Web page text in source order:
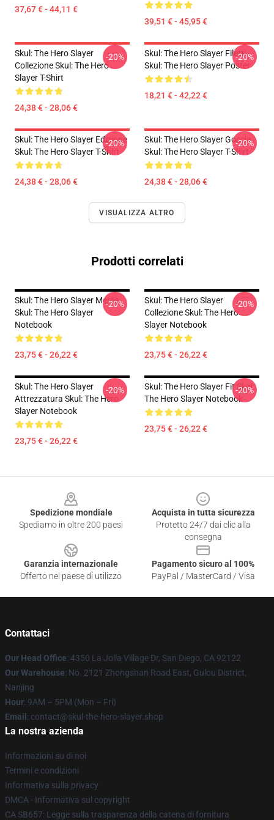
37,67 € - 44,11 €
39,51 € - 45,95 €
Skul: The Hero Slayer
Collezione Skul: The Hero
Slayer T-Shirt
24,38 € - 28,06 €
-20%
Skul: The Hero Slayer Filetti
Skul: The Hero Slayer Poster
18,21 € - 42,22 €
-20%
Skul: The Hero Slayer Edizione
Skul: The Hero Slayer T-Shirt
24,38 € - 28,06 €
-20%
Skul: The Hero Slayer Goccia
Skul: The Hero Slayer T-Shirt
24,38 € - 28,06 €
-20%
VISUALIZZA ALTRO
Prodotti correlati
Skul: The Hero Slayer Merce
Skul: The Hero Slayer
Notebook
23,75 € - 26,22 €
-20%
Skul: The Hero Slayer
Collezione Skul: The Hero
Slayer Notebook
23,75 € - 26,22 €
-20%
Skul: The Hero Slayer
Attrezzatura Skul: The Hero
Slayer Notebook
23,75 € - 26,22 €
-20%
Skul: The Hero Slayer Fit Skul:
The Hero Slayer Notebook
23,75 € - 26,22 €
-20%
Spedizione mondiale
Spediamo in oltre 200 paesi
Acquista in tutta sicurezza
Protetto 24/7 dai clic alla
consegna
Garanzia internazionale
Offerto nel paese di utilizzo
Pagamento sicuro al 100%
PayPal / MasterCard / Visa
Contattaci
Our Head Office: 4350 La Jolla Village Dr, San Diego, CA 92122
Our Warehouse: No. 2121 Zhongshan Road East, Gulou District,
Nanjing
Hour: 9AM – 5PM (Mon – Fri)
Email : contact@skul-the-hero-slayer.shop
La nostra azienda
Informazioni su di noi
Termini e condizioni
Informativa sulla privacy
DMCA - Informativa sul copyright
CA SB657: Legge sulla trasparenza della catena di fornitura